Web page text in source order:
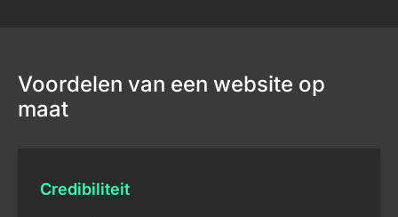
Voordelen van een website op
maat
Credibiliteit